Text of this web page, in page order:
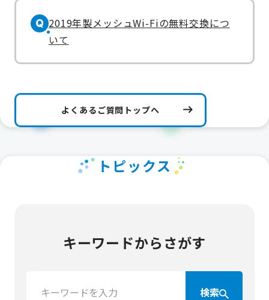
Q 2019年製メッシュWi-Fiの無料交換につ
いて
よくあるご質問トップへ
トピックス
キーワードからさがす
索：
検索